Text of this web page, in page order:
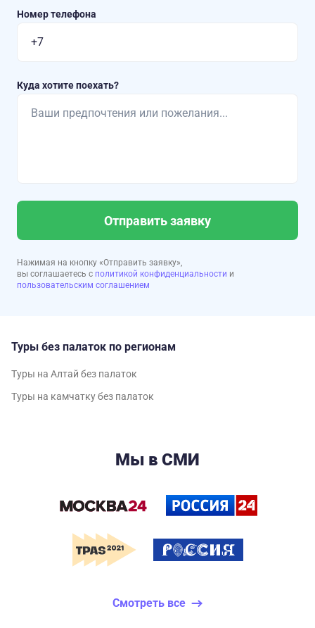
Номер телефона
Куда хотите поехать?
Отправить заявку
Нажимая на кнопку «Отправить заявку»,
вы соглашаетесь с политикой конфиденциальности и
пользовательским соглашением
Туры без палаток по регионам
Туры на Алтай без палаток
Туры на камчатку без палаток
Мы в СМИ
Смотреть все